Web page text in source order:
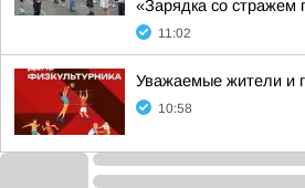
«Зарядка со стражем
11:02
Уважаемые жители и
10:58